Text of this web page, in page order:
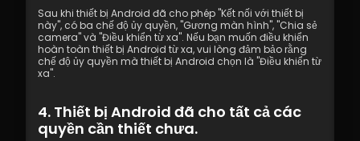
Sau khi thiết bị Android đã cho phép "Kết nối với thiết bị
này", có ba chế độ ủy quyền, "Gương màn hình", "Chia sẻ
camera" và "Điều khiển từ xa". Nếu bạn muốn điều khiển
hoàn toàn thiết bị Android từ xa, vui lòng đảm bảo rằng
chế độ ủy quyền mà thiết bị Android chọn là "Điều khiển từ
xa".
4. Thiết bị Android đã cho tất cả các
quyền cần thiết chưa.